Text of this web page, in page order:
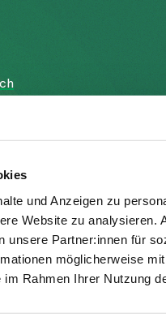
und Anzeigen zu
Website zu
unsere Partner:innen für
möglicherweise
Rahmen Ihrer Nutzung